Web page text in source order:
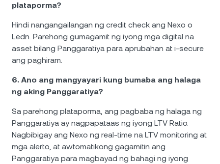
plataporma?
Hindi nangangailangan ng credit check ang Nexo o
Ledn. Parehong gumagamit ng iyong mga digital na
asset bilang Panggaratiya para aprubahan at i-secure
ang paghiram.
6. Ano ang mangyayari kung bumaba ang halaga
ng aking Panggaratiya?
Sa parehong plataporma, ang pagbaba ng halaga ng
Panggaratiya ay nagpapataas ng iyong LTV Ratio.
Nagbibigay ang Nexo ng real-time na LTV monitoring at
mga alerto, at awtomatikong gagamitin ang
Panggaratiya para magbayad ng bahagi ng iyong